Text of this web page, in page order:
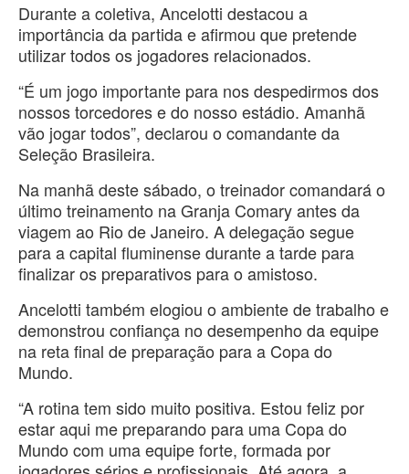
Durante a coletiva, Ancelotti destacou a
importância da partida e afirmou que pretende
utilizar todos os jogadores relacionados.
“É um jogo importante para nos despedirmos dos
nossos torcedores e do nosso estádio. Amanhã
vão jogar todos”, declarou o comandante da
Seleção Brasileira.
Na manhã deste sábado, o treinador comandará o
último treinamento na Granja Comary antes da
viagem ao Rio de Janeiro. A delegação segue
para a capital fluminense durante a tarde para
finalizar os preparativos para o amistoso.
Ancelotti também elogiou o ambiente de trabalho e
demonstrou confiança no desempenho da equipe
na reta final de preparação para a Copa do
Mundo.
“A rotina tem sido muito positiva. Estou feliz por
estar aqui me preparando para uma Copa do
Mundo com uma equipe forte, formada por